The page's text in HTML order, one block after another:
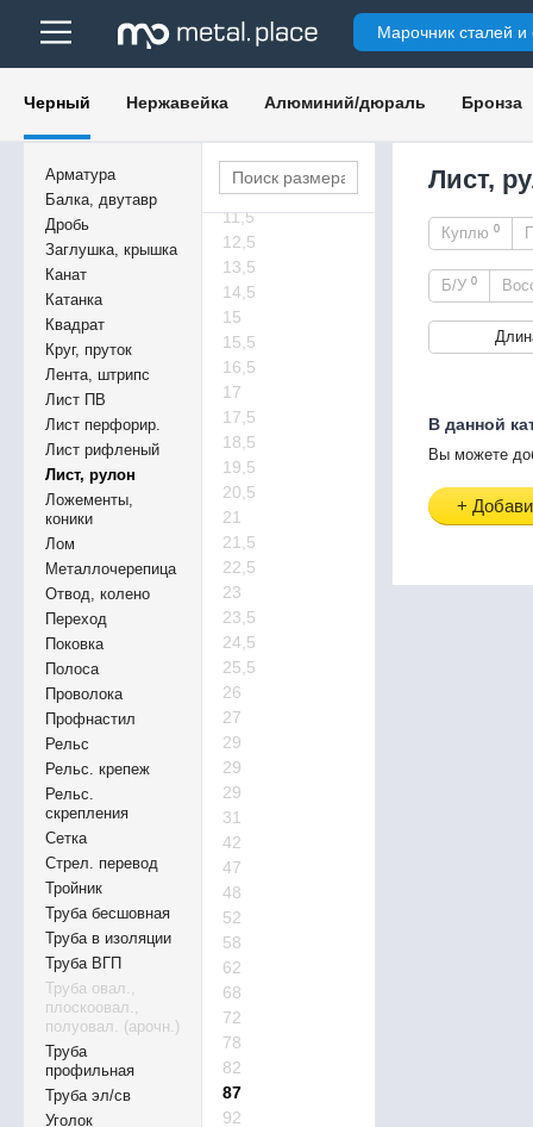
Марочник сталей и
Черный Нержавейка Алюминий/дюраль Бронза
Арматура
Балка, двутавр
Дробь
Заглушка, крышка
Канат
Катанка
Квадрат
Круг, пруток
Лента, штрипс
Лист ПВ
Лист перфорир.
Лист рифленый
Лист, рулон
Ложементы,
коники
Лом
Металлочерепица
Отвод, колено
Переход
Поковка
Полоса
Проволока
Профнастил
Рельс
Рельс. крепеж
Рельс.
скрепления
Сетка
Стрел. перевод
Тройник
Труба бесшовная
Труба в изоляции
Труба ВГП
Труба овал.,
плоскоовал.,
полуовал. (арочн.)
Труба
профильная
Труба эл/св
Уголок
6,5
6,7
8,5
9
9,5
11,5
12,5
13,5
14,5
15
15,5
16,5
17
17,5
18,5
19,5
20,5
21
21,5
22,5
23
23,5
24,5
25,5
26
27
29
29
29
31
42
47
48
52
58
62
68
72
78
82
87
92
Лист,
Куплю 0
Б/У 0
В данной
Вы можете
+